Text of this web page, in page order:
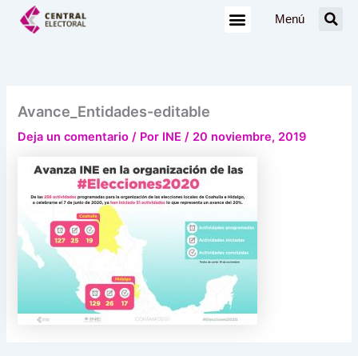
Menú
Avance_Entidades-editable
Deja un comentario / Por INE/ 20 noviembre, 2019